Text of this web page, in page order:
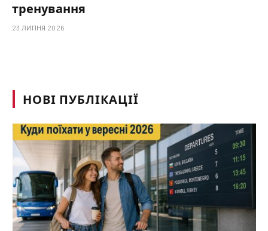
тренування
23 ЛИПНЯ 2026
НОВІ ПУБЛІКАЦІЇ